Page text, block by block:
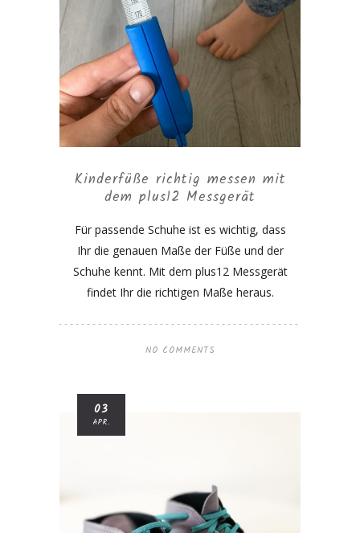
Kinderfüße richtig messen mit
dem plus12 Messgerät
Für passende Schuhe ist es wichtig, dass
Ihr die genauen Maße der Füße und der
Schuhe kennt. Mit dem plus12 Messgerät
findet Ihr die richtigen Maße heraus.
NO COMMENTS
03
APR.